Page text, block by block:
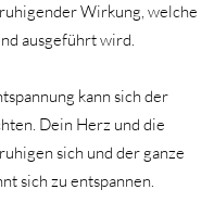
Wirkung, welche
ausgeführt wird.
kann sich der
Dein Herz und die
sich und der ganze
sich zu entspannen.